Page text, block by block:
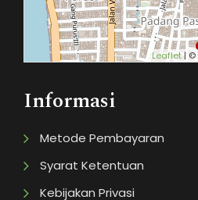
Leaflet| ©
Informasi
Metode Pembayaran
Syarat Ketentuan
Kebijakan Privasi